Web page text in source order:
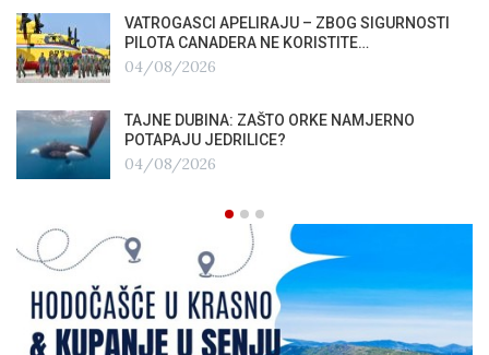
VATROGASCI APELIRAJU – ZBOG SIGURNOSTI
PILOTA CANADERA NE KORISTITE…
04/08/2026
TAJNE DUBINA: ZAŠTO ORKE NAMJERNO
POTAPAJU JEDRILICE?
04/08/2026